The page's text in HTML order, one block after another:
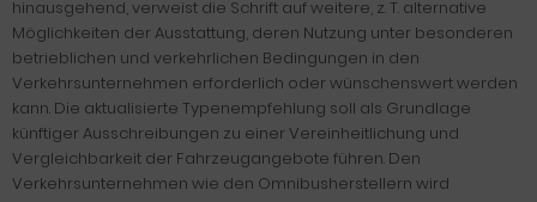
hinausgehend, verweist die Schrift auf weitere, z. T. alternative
Möglichkeiten der Ausstattung, deren Nutzung unter besonderen
betrieblichen und verkehrlichen Bedingungen in den
Verkehrsunternehmen erforderlich oder wünschenswert werden
kann. Die aktualisierte Typenempfehlung soll als Grundlage
künftiger Ausschreibungen zu einer Vereinheitlichung und
Vergleichbarkeit der Fahrzeugangebote führen. Den
Verkehrsunternehmen wie den Omnibusherstellern wird